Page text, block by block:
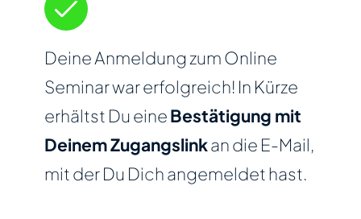
Deine Anmeldung zum Online
Seminar war erfolgreich! In Kürze
erhältst Du eineBestätigung mit
Deinem Zugangslinkan die E-Mail,
mit der Du Dich angemeldet hast.